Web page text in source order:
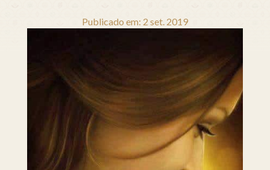
Publicado em: 2 set. 2019